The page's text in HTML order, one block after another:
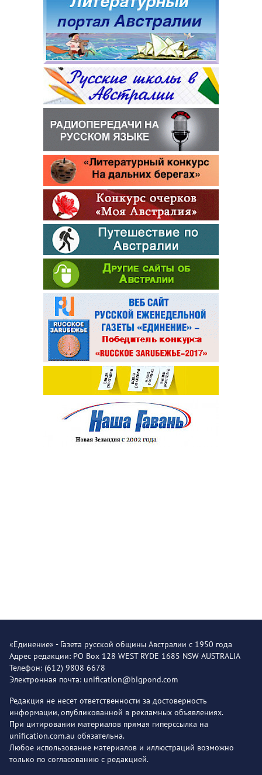
«Единение» - Газета русской общины Австралии с 1950 года
Адрес редакции: PO Box 128 WEST RYDE 1685 NSW AUSTRALIA
Телефон: (612) 9808 6678
Электронная почта: unification@bigpond.com
Редакция не несет ответственности за достоверность
информации, опубликованной в рекламных объявлениях.
При цитировании материалов прямая гиперссылка на
unification.com.au обязательна.
Любое использование материалов и иллюстраций возможно
только по согласованию с редакцией.